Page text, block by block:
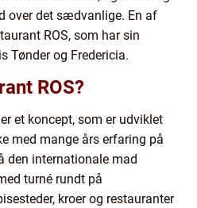
over det sædvanlige. En af
ROS, som har sin
Tønder og Fredericia.
ROS?
et koncept, som er udviklet
med mange års erfaring på
den internationale mad
turné rundt på
kroer og restauranter